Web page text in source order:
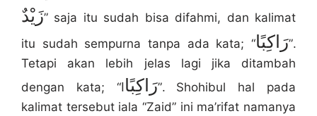
زَيْدٌ” saja itu sudah bisa difahmi, dan kalimat
itu sudah sempurna tanpa ada kata; “رَاكِبًا”.
Tetapi akan lebih jelas lagi jika ditambah
dengan kata; “ رَاكِبًاا”. Shohibul hal pada
kalimat tersebut iala “Zaid” ini ma’rifat namanya